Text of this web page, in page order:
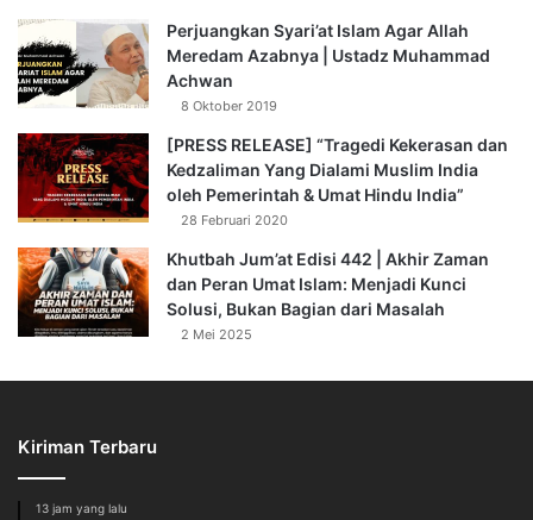
Perjuangkan Syari’at Islam Agar Allah
Meredam Azabnya | Ustadz Muhammad
Achwan
8 Oktober 2019
[PRESS RELEASE] “Tragedi Kekerasan dan
Kedzaliman Yang Dialami Muslim India
oleh Pemerintah & Umat Hindu India”
28 Februari 2020
Khutbah Jum’at Edisi 442 | Akhir Zaman
dan Peran Umat Islam: Menjadi Kunci
Solusi, Bukan Bagian dari Masalah
2 Mei 2025
Kiriman Terbaru
13 jam yang lalu